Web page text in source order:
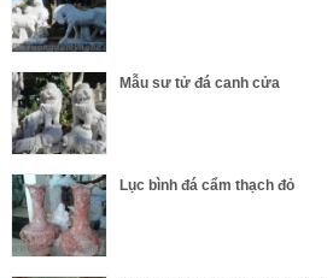
Mẫu sư tử đá canh cửa
Lục bình đá cẩm thạch đỏ